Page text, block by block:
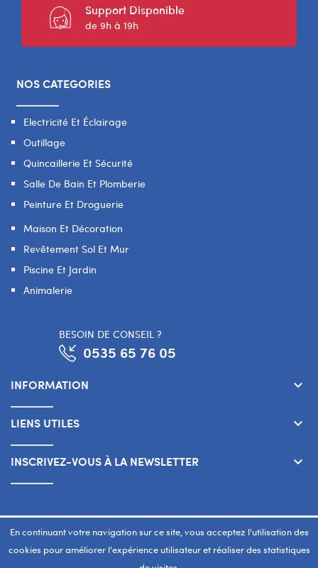
En continuant votre navigation sur ce site, vous acceptez l'utilisation des
cookies pour améliorer l'expérience utilisateur et réaliser des statistiques
Support Disponible
de 9h à 19h
NOS CATEGORIES
Electricité Et Éclairage
Outillage
Quincaillerie Et Sécurité
Salle De Bain Et Plomberie
Peinture Et Droguerie
Maison Et Décoration
Revêtement Sol Et Mur
Piscine Et Jardin
Animalerie
BESOIN DE CONSEIL ?
0535 65 76 05
INFORMATION keyboard_arrow_down
LIENS UTILES keyboard_arrow_down
INSCRIVEZ-VOUS À LA NEWSLETTER keyboard_arrow_down
Copyright 2026 © SMART WAY Tous droits réservés.
www.smart-way.ma